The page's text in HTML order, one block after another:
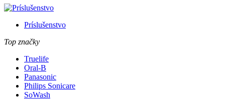
Príslušenstvo
Top značky
Truelife
Oral-B
Panasonic
Philips Sonicare
SoWash